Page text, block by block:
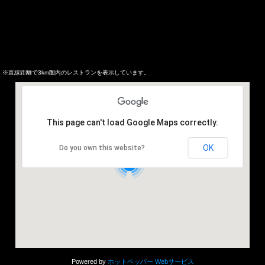
※直線距離で3km圏内のレストランを表示しています。
This page can't load Google Maps correctly.
Do you own this website? OK
Powered by ホットペッパー Webサービス